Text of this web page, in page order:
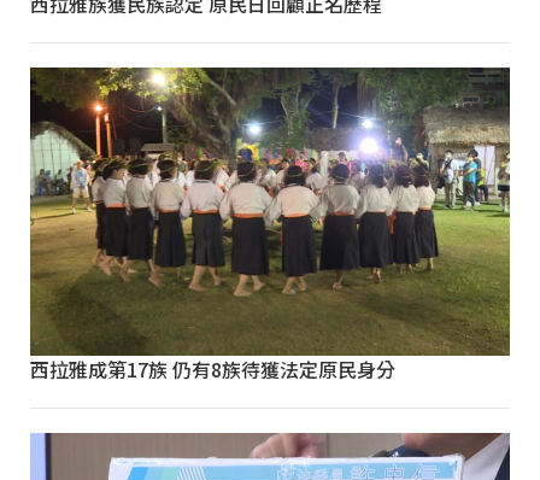
西拉雅成第17族 仍有8族待獲法定原民身分